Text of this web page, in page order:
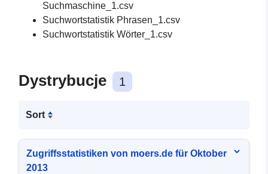
Suchmaschine_1.csv
Suchwortstatistik Phrasen_1.csv
Suchwortstatistik Wörter_1.csv
Dystrybucje 1
Sort
Zugriffsstatistiken von moers.de für Oktober
2013